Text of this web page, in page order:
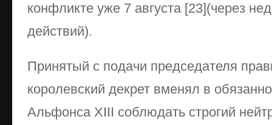
конфликте уже 7 августа [23](через
действий).
Принятый с подачи председателя
королевский декрет вменял в
Альфонса XIII соблюдать строгий